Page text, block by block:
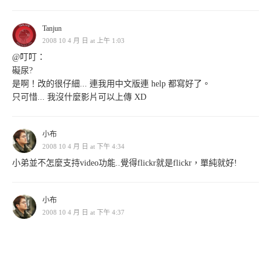
Tanjun
2008 10 4 月 日 at 上午 1:03
@叮叮：
礙尿?
是啊！改的很仔細... 連我用中文版連 help 都寫好了。
只可惜... 我沒什麼影片可以上傳 XD
小布
2008 10 4 月 日 at 下午 4:34
小弟並不怎麼支持video功能..覺得flickr就是flickr，單純就好!
小布
2008 10 4 月 日 at 下午 4:37